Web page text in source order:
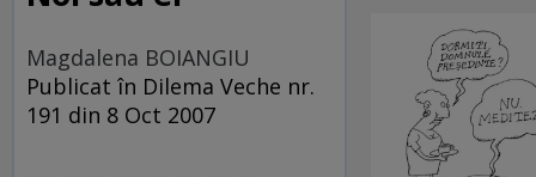
Magdalena BOIANGIU
Publicat în Dilema Veche nr.
191 din 8 Oct 2007